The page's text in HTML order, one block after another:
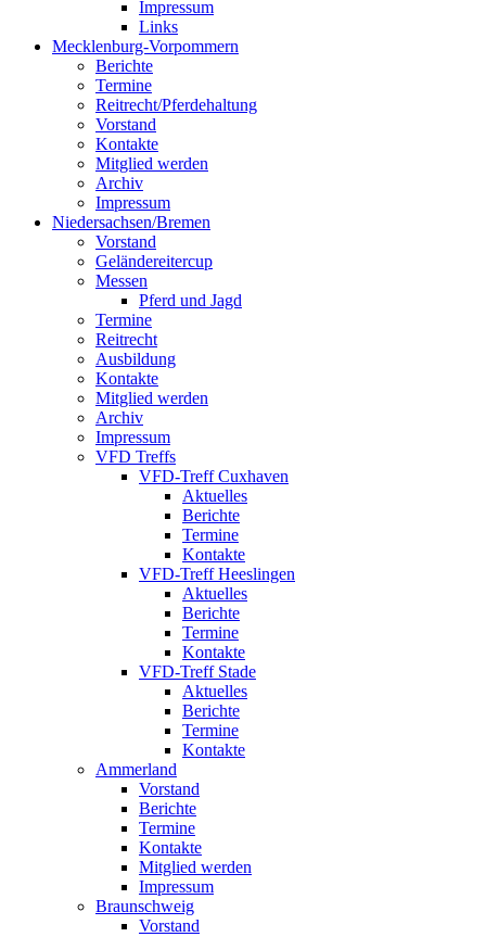
Impressum
Links
Mecklenburg-Vorpommern
Berichte
Termine
Reitrecht/Pferdehaltung
Vorstand
Kontakte
Mitglied werden
Archiv
Impressum
Niedersachsen/Bremen
Vorstand
Geländereitercup
Messen
Pferd und Jagd
Termine
Reitrecht
Ausbildung
Kontakte
Mitglied werden
Archiv
Impressum
VFD Treffs
VFD-Treff Cuxhaven
Aktuelles
Berichte
Termine
Kontakte
VFD-Treff Heeslingen
Aktuelles
Berichte
Termine
Kontakte
VFD-Treff Stade
Aktuelles
Berichte
Termine
Kontakte
Ammerland
Vorstand
Berichte
Termine
Kontakte
Mitglied werden
Impressum
Braunschweig
Vorstand